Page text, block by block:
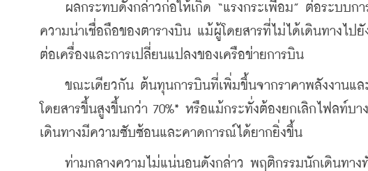
ผลกระทบดังกล่าวก่อให้เกิด “แรงกระเพื่อม” ต่อระบบกา
ความน่าเชื่อถือของตารางบิน แม้ผู้โดยสารที่ไม่ได้เดินทางไ
ต่อเครื่องและการเปลี่ยนแปลงของเครือข่ายการบิน
ขณะเดียวกัน ต้นทุนการบินที่เพิ่มขึ้นจากราคาพลังงานและ
โดยสารขึ้นสูงขึ้นกว่า 70%* หรือแม้กระทั่งต้องยกเลิกไฟลท์บ
เดินทางมีความซับซ้อนและคาดการณ์ได้ยากยิ่งขึ้น
ท่ามกลางความไม่แน่นอนดังกล่าว พฤติกรรมนักเดินทางทั่